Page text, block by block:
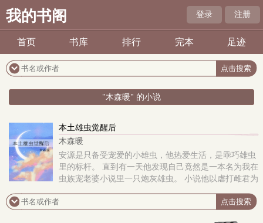
我的书阁 登录 注册
首页 书库 排行 完本 足迹
"木森暖" 的小说
本土雄虫觉醒后
木森暖
安源是只备受宠爱的小雄虫，他热爱生活，是乖巧雄虫
里的标杆。 直到有一天他发现自己竟然是一本名为我在
虫族宠老婆小说里一只炮灰雄虫。 小说他以虐打雌君为